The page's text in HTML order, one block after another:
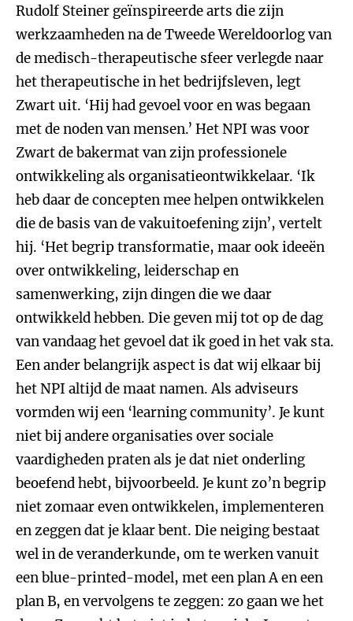
Rudolf Steiner geïnspireerde arts die zijn
werkzaamheden na de Tweede Wereldoorlog van
de medisch-therapeutische sfeer verlegde naar
het therapeutische in het bedrijfsleven, legt
Zwart uit. ‘Hij had gevoel voor en was begaan
met de noden van mensen.’ Het NPI was voor
Zwart de bakermat van zijn professionele
ontwikkeling als organisatieontwikkelaar. ‘Ik
heb daar de concepten mee helpen ontwikkelen
die de basis van de vakuitoefening zijn’, vertelt
hij. ‘Het begrip transformatie, maar ook ideeën
over ontwikkeling, leiderschap en
samenwerking, zijn dingen die we daar
ontwikkeld hebben. Die geven mij tot op de dag
van vandaag het gevoel dat ik goed in het vak sta.
Een ander belangrijk aspect is dat wij elkaar bij
het NPI altijd de maat namen. Als adviseurs
vormden wij een ‘learning community’. Je kunt
niet bij andere organisaties over sociale
vaardigheden praten als je dat niet onderling
beoefend hebt, bijvoorbeeld. Je kunt zo’n begrip
niet zomaar even ontwikkelen, implementeren
en zeggen dat je klaar bent. Die neiging bestaat
wel in de veranderkunde, om te werken vanuit
een blue-printed-model, met een plan A en een
plan B, en vervolgens te zeggen: zo gaan we het